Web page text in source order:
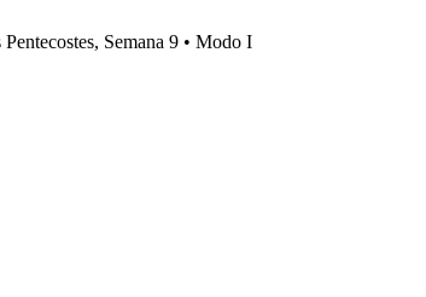
Semana 9 • Modo I